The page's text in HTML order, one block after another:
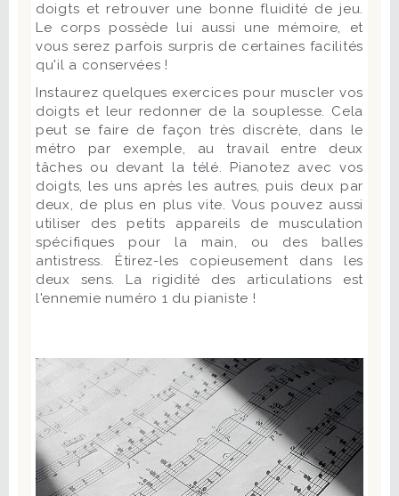
doigts et retrouver une bonne fluidité de jeu.
Le corps possède lui aussi une mémoire, et
vous serez parfois surpris de certaines facilités
qu'il a conservées !
Instaurez quelques exercices pour muscler vos
doigts et leur redonner de la souplesse. Cela
peut se faire de façon très discrète, dans le
métro par exemple, au travail entre deux
tâches ou devant la télé. Pianotez avec vos
doigts, les uns après les autres, puis deux par
deux, de plus en plus vite. Vous pouvez aussi
utiliser des petits appareils de musculation
spécifiques pour la main, ou des balles
antistress. Étirez-les copieusement dans les
deux sens. La rigidité des articulations est
l'ennemie numéro 1 du pianiste !